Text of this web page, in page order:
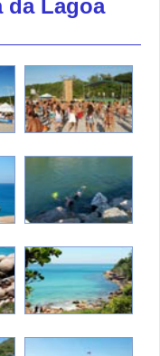
da Lagoa